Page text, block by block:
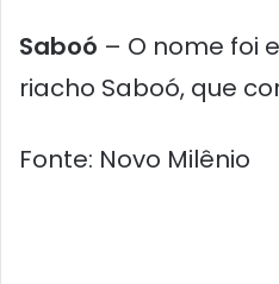
Saboó – O nome foi
riacho Saboó, que
Fonte: Novo Milênio